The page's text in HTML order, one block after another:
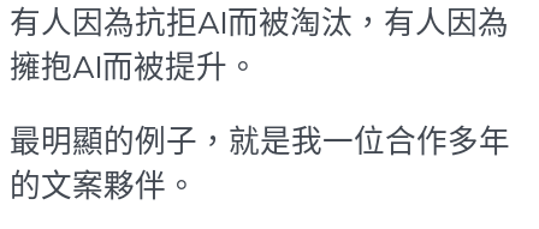
有人因為抗拒AI而被淘汰，有人因為
擁抱AI而被提升。
最明顯的例子，就是我一位合作多年
的文案夥伴。